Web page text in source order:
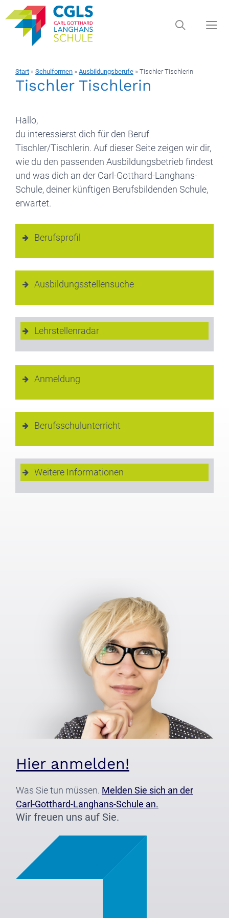
Inhalt
springen
Start » Schulformen » Ausbildungsberufe » Tischler Tischlerin
Tischler Tischlerin
Hallo,
du interessierst dich für den Beruf
Tischler/Tischlerin. Auf dieser Seite zeigen wir dir,
wie du den passenden Ausbildungsbetrieb findest
und was dich an der Carl-Gotthard-Langhans-
Schule, deiner künftigen Berufsbildenden Schule,
erwartet.
Berufsprofil
Ausbildungsstellensuche
Lehrstellenradar
Anmeldung
Berufsschulunterricht
Weitere Informationen
Hier anmelden!
Was Sie tun müssen. Melden Sie sich an der
Carl-Gotthard-Langhans-Schule an.
Wir freuen uns auf Sie.